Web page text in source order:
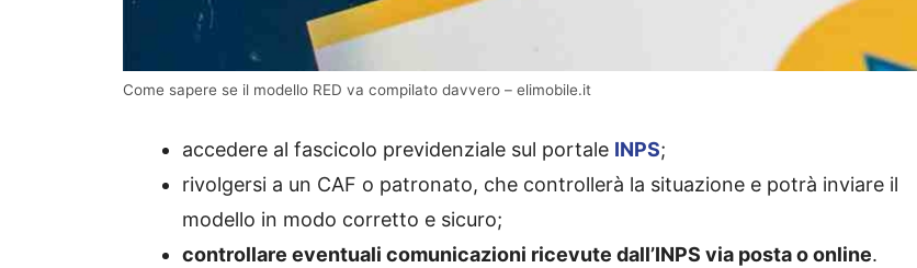
Come sapere se il modello RED va compilato davvero – elimobile.it
accedere al fascicolo previdenziale sul portale INPS;
rivolgersi a un CAF o patronato, che controllerà la situazione e potrà inviare il
modello in modo corretto e sicuro;
controllare eventuali comunicazioni ricevute dall’INPS via posta o online.